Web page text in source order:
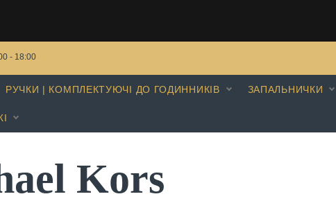
- 18:00
РУЧКИ | КОМПЛЕКТУЮЧІ ДО ГОДИННИКІВ ЗАПАЛЬНИЧКИ
Kors